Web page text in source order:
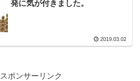
発に気が付きました。
2019.03.02
スポンサーリンク